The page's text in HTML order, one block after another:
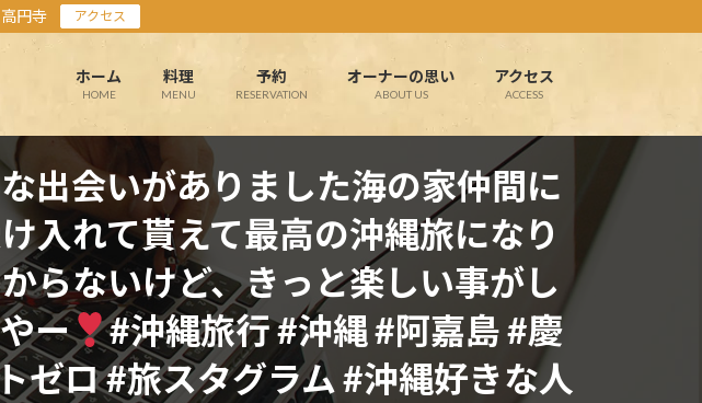
円寺 アクセス
ホーム
HOME
料理
MENU
予約
RESERVATION
オーナーの思い
ABOUT US
アクセス
ACCESS
出会いがありました海の家仲間に
入れて貰えて最高の沖縄旅になり
らないけど、きっと楽しい事がし
ー
#沖縄旅行 #沖縄 #阿嘉島 #慶
ゼロ #旅スタグラム #沖縄好きな人